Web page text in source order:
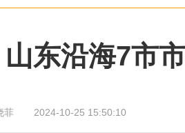
东沿海7市
菲 2024-10-25 15:50:10